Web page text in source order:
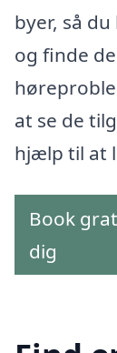
byer, så
og finde
at se de
hjælp til at
Book
dig